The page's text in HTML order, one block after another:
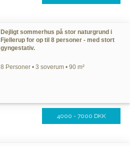
Dejligt sommerhus på stor naturgrund i
Fjellerup for op til 8 personer - med stort
gyngestativ.
8 Personer • 3 soverum • 90 m²
4000 - 7000 DKK